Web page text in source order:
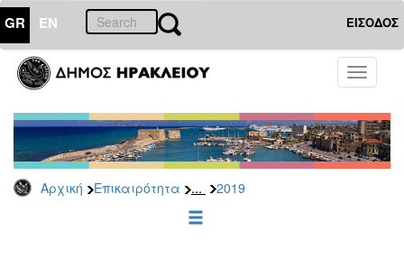
GR EN ΕΙΣΟΔΟΣ
Toggle
Αρχική Επικαιρότητα ... 2019
ΕΠΙΚΑΙΡΟΤΗΤΑ
Τύπου
Αρχείο
2026
2025